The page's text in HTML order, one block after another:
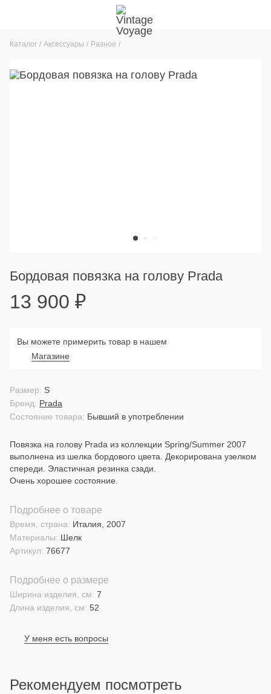
Каталог Аксессуары Разное
Бордовая повязка на голову Prada
13 900 ₽
Вы можете примерить товар в нашем
Магазине
Состояние товара: Бывший в употреблении
Бренд: Prada
Размер: S
Повязка на голову Prada из коллекции Spring/Summer 2007
выполнена из шелка бордового цвета. Декорирована узелком
спереди. Эластичная резинка сзади.
Очень хорошее состояние.
Подробнее о товаре
Материалы: Шелк
Время, страна: Италия, 2007
Артикул: 76677
Подробнее о размере
Длина изделия, см: 52
Ширина изделия, см: 7
У меня есть вопросы
Рекомендуем посмотреть